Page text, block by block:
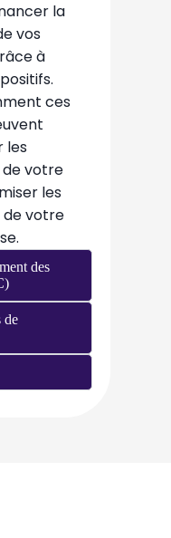
la
vos
à
ces
les
votre
les
votre
des
de